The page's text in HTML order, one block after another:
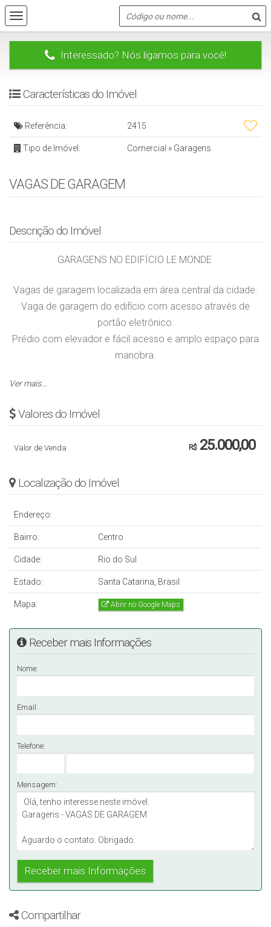
Interessado? Nós ligamos para você!
Características do Imóvel
Referência: 2415
Tipo de Imóvel: Comercial » Garagens
VAGAS DE GARAGEM
Descrição do Imóvel
GARAGENS NO EDIFÍCIO LE MONDE
Vagas de garagem localizada em área central da cidade.
Vaga de garagem do edifício com acesso através de
portão eletrônico.
Prédio com elevador e fácil acesso e amplo espaço para
manobra.
Obs.: Valor sujeito a alteração sem aviso prévio.
Ver mais...
Valores do Imóvel
R$25.000,00
Valor de Venda
Localização do Imóvel
Endereço:
Bairro: Centro
Cidade: Rio do Sul
Estado: Santa Catarina, Brasil
Mapa: Abrir no Google Maps
Receber mais Informações
Nome:
Email:
Telefone:
Mensagem:
Compartilhar